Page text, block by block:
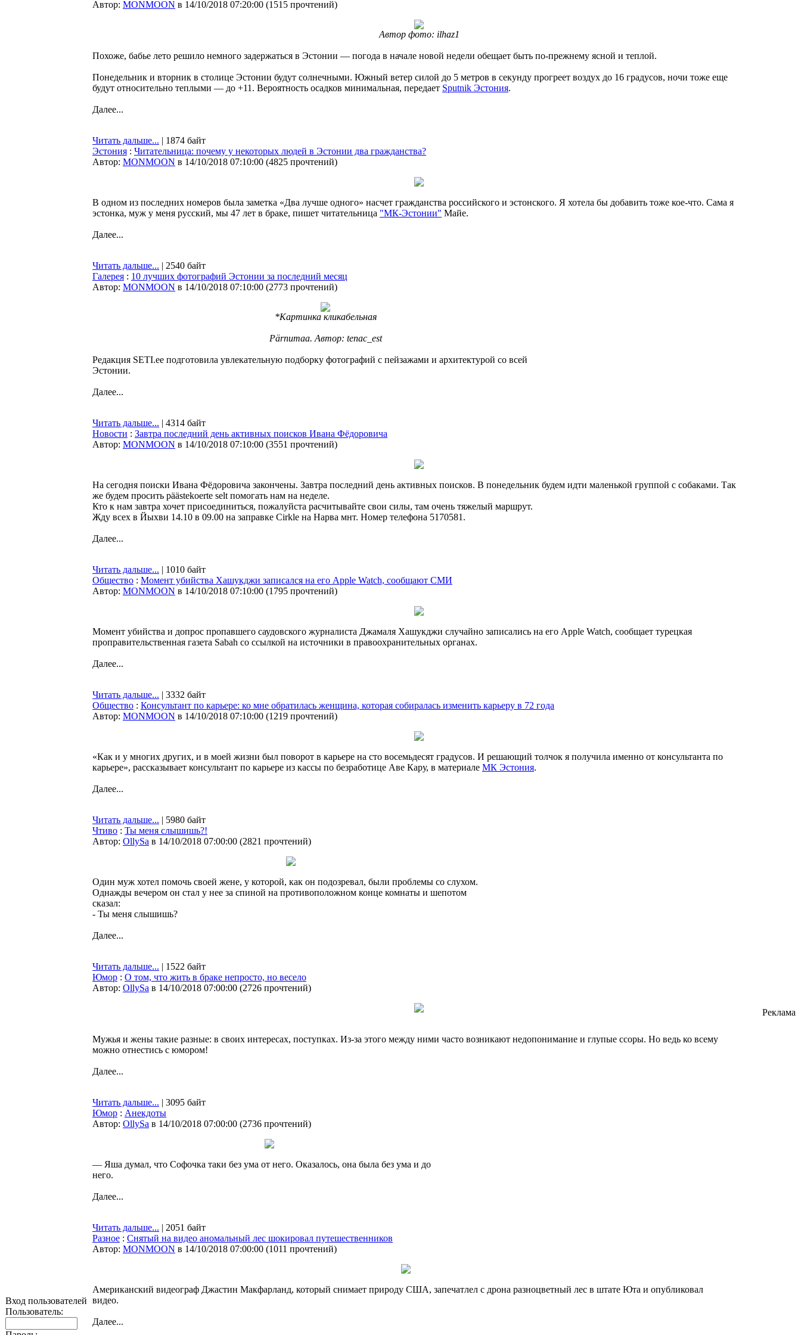
Вход пользователей
Пользователь:
Автор: MONMOON в 14/10/2018 07:20:00 (1515 прочтений)
Автор фото: ilhaz1
Похоже, бабье лето решило немного задержаться в Эстонии — погода в начале новой недели обещает быть по-прежнему ясной и теплой.
Понедельник и вторник в столице Эстонии будут солнечными. Южный ветер силой до 5 метров в секунду прогреет воздух до 16 градусов, ночи тоже еще
будут относительно теплыми — до +11. Вероятность осадков минимальная, передает Sputnik Эстония.
Далее...
Читать дальше... | 1874 байт
Эстония : Читательница: почему у некоторых людей в Эстонии два гражданства?
Автор: MONMOON в 14/10/2018 07:10:00 (4825 прочтений)
В одном из последних номеров была заметка «Два лучше одного» насчет гражданства российского и эстонского. Я хотела бы добавить тоже кое-что. Сама я
эстонка, муж у меня русский, мы 47 лет в браке, пишет читательница "МК-Эстонии" Майе.
Далее...
Читать дальше... | 2540 байт
Галерея : 10 лучших фотографий Эстонии за последний месяц
Автор: MONMOON в 14/10/2018 07:10:00 (2773 прочтений)
*Картинка кликабельная
Pärnumaa. Автор: tenac_est
Редакция SETI.ee подготовила увлекательную подборку фотографий с пейзажами и архитектурой со всей
Эстонии.
Далее...
Читать дальше... | 4314 байт
Новости : Завтра последний день активных поисков Ивана Фёдоровича
Автор: MONMOON в 14/10/2018 07:10:00 (3551 прочтений)
На сегодня поиски Ивана Фёдоровича закончены. Завтра последний день активных поисков. В понедельник будем идти маленькой группой с собаками. Так
же будем просить päästekoerte selt помогать нам на неделе.
Кто к нам завтра хочет присоединиться, пожалуйста расчитывайте свои силы, там очень тяжелый маршрут.
Жду всех в Йыхви 14.10 в 09.00 на заправке Cirkle на Нарва мнт. Номер телефона 5170581.
Далее...
Читать дальше... | 1010 байт
Общество : Момент убийства Хашукджи записался на его Apple Watch, сообщают СМИ
Автор: MONMOON в 14/10/2018 07:10:00 (1795 прочтений)
Момент убийства и допрос пропавшего саудовского журналиста Джамаля Хашукджи случайно записались на его Apple Watch, сообщает турецкая
проправительственная газета Sabah со ссылкой на источники в правоохранительных органах.
Далее...
Читать дальше... | 3332 байт
Общество : Консультант по карьере: ко мне обратилась женщина, которая собиралась изменить карьеру в 72 года
Автор: MONMOON в 14/10/2018 07:10:00 (1219 прочтений)
«Как и у многих других, и в моей жизни был поворот в карьере на сто восемьдесят градусов. И решающий толчок я получила именно от консультанта по
карьере», рассказывает консультант по карьере из кассы по безработице Аве Кару, в материале МК Эстония.
Далее...
Читать дальше... | 5980 байт
Чтиво : Ты меня слышишь?!
Автор: OllySa в 14/10/2018 07:00:00 (2821 прочтений)
Один муж хотел помочь своей жене, у которой, как он подозревал, были проблемы со слухом.
Однажды вечером он стал у нее за спиной на противоположном конце комнаты и шепотом
сказал:
- Ты меня слышишь?
Далее...
Читать дальше... | 1522 байт
Юмор : О том, что жить в браке непросто, но весело
Автор: OllySa в 14/10/2018 07:00:00 (2726 прочтений)
Мужья и жены такие разные: в своих интересах, поступках. Из-за этого между ними часто возникают недопонимание и глупые ссоры. Но ведь ко всему
можно отнестись с юмором!
Далее...
Читать дальше... | 3095 байт
Юмор : Анекдоты
Автор: OllySa в 14/10/2018 07:00:00 (2736 прочтений)
— Яша думал, что Софочка таки без ума от него. Оказалось, она была без ума и до
него.
Далее...
Читать дальше... | 2051 байт
Разное : Снятый на видео аномальный лес шокировал путешественников
Автор: MONMOON в 14/10/2018 07:00:00 (1011 прочтений)
Американский видеограф Джастин Макфарланд, который снимает природу США, запечатлел с дрона разноцветный лес в штате Юта и опубликовал
видео.
Далее...
Реклама